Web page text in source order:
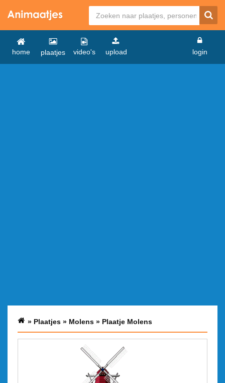
home plaatjes video's upload login
» Plaatjes » Molens » Plaatje Molens